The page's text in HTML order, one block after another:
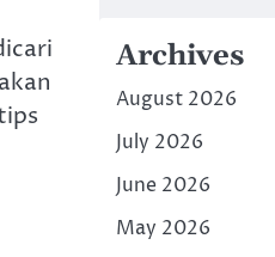
Archives
August 2026
July 2026
June 2026
May 2026